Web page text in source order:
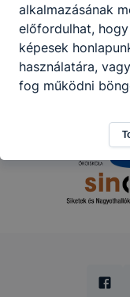
alkalmazásának
előfordulhat,
képesek
használatára,
fog működni